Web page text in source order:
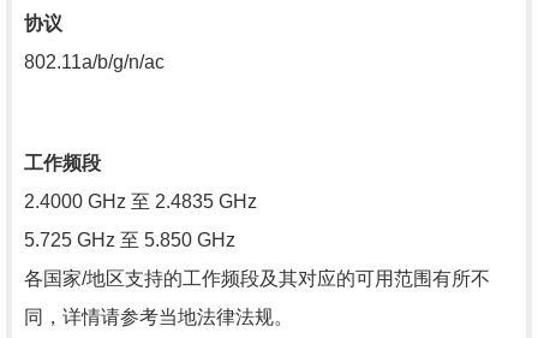
协议
802.11a/b/g/n/ac
工作频段
2.4000 GHz 至 2.4835 GHz
5.725 GHz 至 5.850 GHz
各国家/地区支持的工作频段及其对应的可用范围有所不
同，详情请参考当地法律法规。